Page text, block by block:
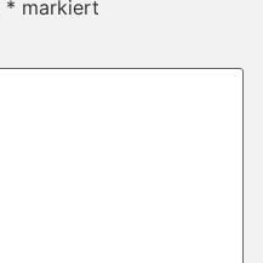
* markiert